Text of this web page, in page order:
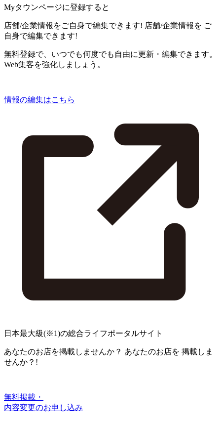
Myタウンページに登録すると
店舗/企業情報をご自身で編集できます! 店舗/企業情報を ご
自身で編集できます!
無料登録で、いつでも何度でも自由に更新・編集できます。
Web集客を強化しましょう。
情報の編集はこちら
日本最大級(※1)の総合ライフポータルサイト
あなたのお店を掲載しませんか？ あなたのお店を 掲載しま
せんか？!
無料掲載・
内容変更のお申し込み